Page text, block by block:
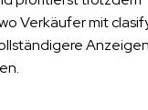
Verkäufer mit